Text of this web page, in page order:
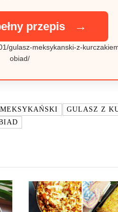
przepis →
gulasz-meksykanski-z-
obiad/
GULASZ Z